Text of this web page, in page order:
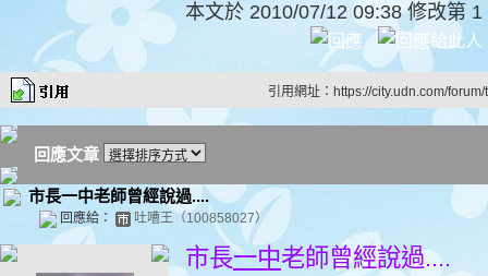
本文於 2010/07/12 09:38 修改第 1
引用網址：https://city.udn.com/
回應文章
市長一中老師曾經說過....
回應給： 吐嘈王（100858027）
市長一中老師曾經說過....